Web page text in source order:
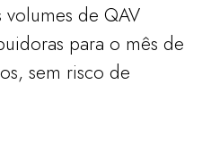
de QAV
para o mês de
sem risco de